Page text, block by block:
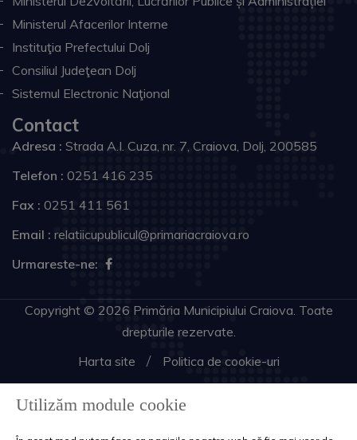
Ministerul Afacerilor Interne
Instituţia Prefectului Dolj
Consiliul Judeţean Dolj
Sistemul Electronic Naţional
Contact
Adresa : Strada A.I. Cuza, nr. 7, Craiova, Dolj, 200585
Telefon : 0251 416 235
Fax : 0251 411 561
Email : relatiicupublicul@primariacraiova.ro
Urmareste-ne:
Copyright © 2026 Primăria Municipiului Craiova. Toate
drepturile rezervate.
Harta site
Politica de cookie-uri
Utilizăm module cookie